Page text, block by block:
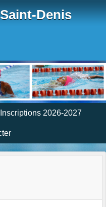
Denis
Inscriptions 2026-2027